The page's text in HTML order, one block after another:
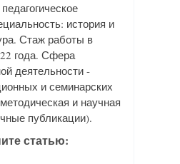
история и
Стаж работы в
года. Сфера
деятельности -
и семинарских
и научная
публикации).
статью: